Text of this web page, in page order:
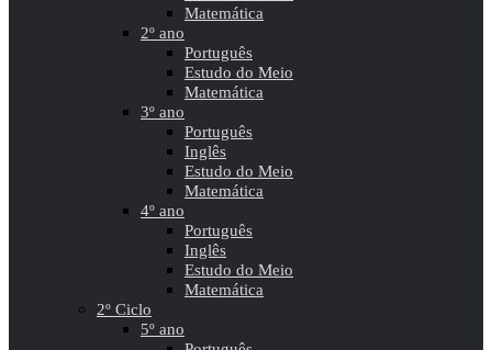
Matemática
2º ano
Português
Estudo do Meio
Matemática
3º ano
Português
Inglês
Estudo do Meio
Matemática
4º ano
Português
Inglês
Estudo do Meio
Matemática
2º Ciclo
5º ano